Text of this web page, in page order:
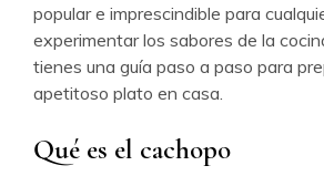
popular e imprescindible para
experimentar los sabores de la
tienes una guía paso a paso para
apetitoso plato en casa.
Qué es el cachopo